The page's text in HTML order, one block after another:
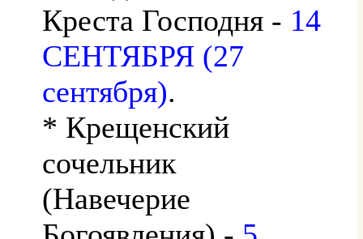
Креста Господня - 14
СЕНТЯБРЯ (27
сентября).
* Крещенский
сочельник
(Навечерие